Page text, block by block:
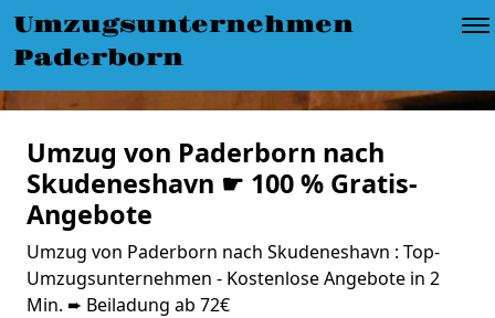
Umzugsunternehmen
Paderborn
Umzug von Paderborn nach
Skudeneshavn ☛ 100 % Gratis-
Angebote
Umzug von Paderborn nach Skudeneshavn : Top-
Umzugsunternehmen - Kostenlose Angebote in 2
Min. ➨ Beiladung ab 72€